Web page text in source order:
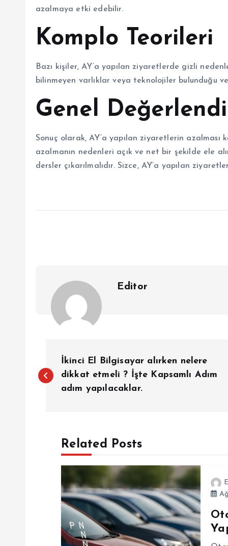
azalmaya etki edebilir.
Komplo Teorileri
Bazı kişiler, AY’a yapılan ziyaretlerde gizli
bilinmeyen varlıklar veya teknolojiler bulunduğu
Genel
Sonuç olarak, AY’a yapılan ziyaretlerin azalması
azalmanın nedenleri açık ve net bir şekilde ele
dersler çıkarılmalıdır. Sizce, AY’a yapılan
Editor
a
İkinci El Bilgisayar alırken nelere
dikkat etmeli ? İşte Kapsamlı Adım
adım yapılacaklar.
Related Posts